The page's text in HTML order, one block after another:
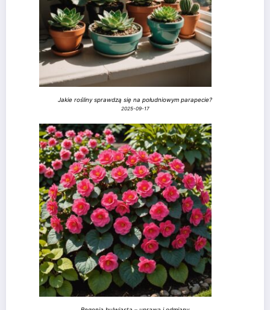
Jakie rośliny sprawdzą się na południowym parapecie?
2025-09-17